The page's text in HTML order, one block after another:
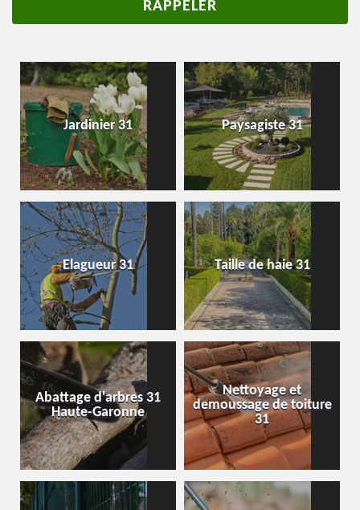
Jardinier 31 Paysagiste 31
Elagueur 31 Taille de haie 31
Abattage d'arbres 31
Haute-Garonne
Nettoyage et
demoussage de toiture
31